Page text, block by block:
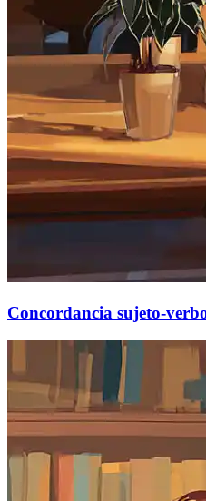
Concordancia sujeto-